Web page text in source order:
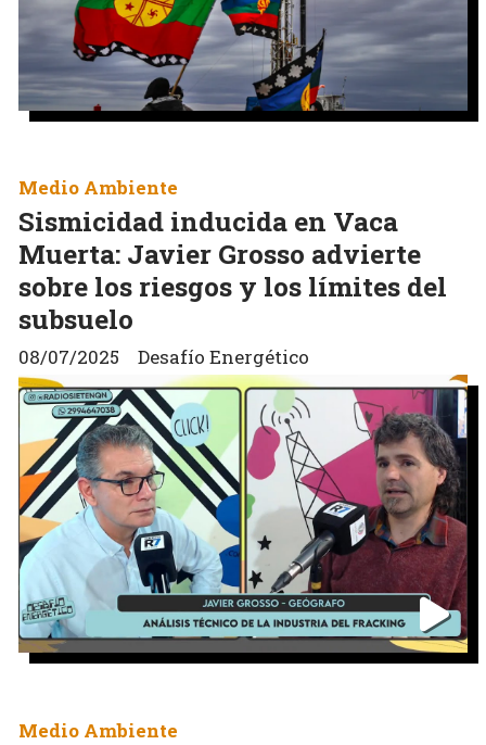
Sismicidad inducida en Vaca
Muerta: Javier Grosso advierte
sobre los riesgos y los límites del
subsuelo
Desafío Energético
Medio Ambiente
08/07/2025
Medio Ambiente